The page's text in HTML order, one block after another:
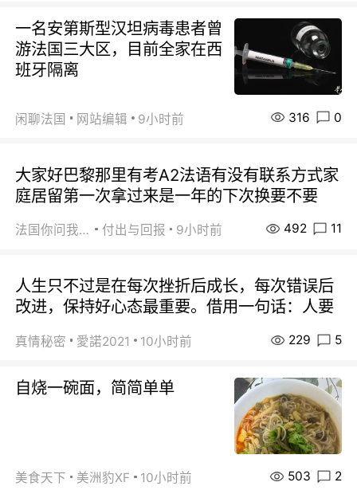
一名安第斯型汉坦病毒患者曾
游法国三大区，目前全家在西
班牙隔离
闲聊法国 网站编辑 9小时前 316 0
大家好巴黎那里有考A2法语有没有联系方式家
庭居留第一次拿过来是一年的下次换要不要
法国你问我答 付出与回报 9小时前 492 11
人生只不过是在每次挫折后成长，每次错误后
改进，保持好心态最重要。借用一句话：人要
真情秘密 愛諾2021 10小时前 229 5
自烧一碗面，简简单单
美食天下 美洲豹XF 10小时前 503 2